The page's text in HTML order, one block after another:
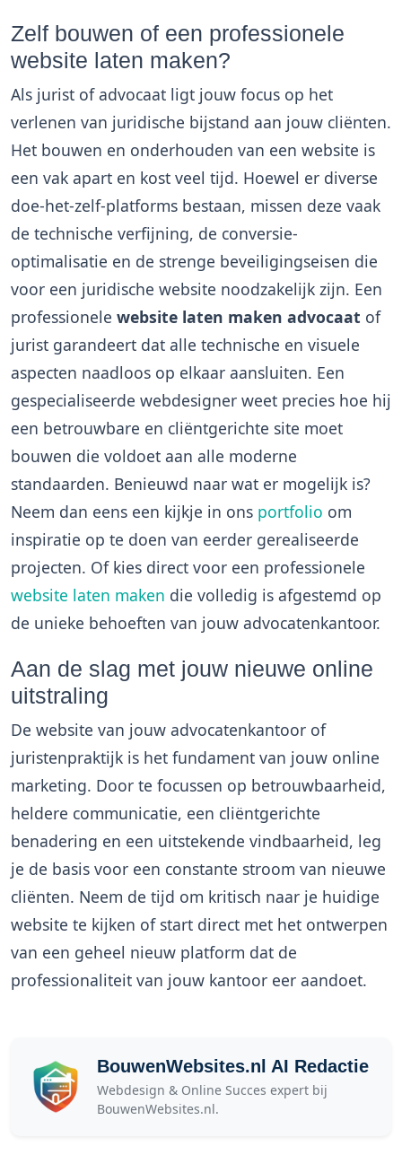
Zelf bouwen of een professionele
website laten maken?
Als jurist of advocaat ligt jouw focus op het
verlenen van juridische bijstand aan jouw cliënten.
Het bouwen en onderhouden van een website is
een vak apart en kost veel tijd. Hoewel er diverse
doe-het-zelf-platforms bestaan, missen deze vaak
de technische verfijning, de conversie-
optimalisatie en de strenge beveiligingseisen die
voor een juridische website noodzakelijk zijn. Een
professionele website laten maken advocaat of
jurist garandeert dat alle technische en visuele
aspecten naadloos op elkaar aansluiten. Een
gespecialiseerde webdesigner weet precies hoe hij
een betrouwbare en cliëntgerichte site moet
bouwen die voldoet aan alle moderne
standaarden. Benieuwd naar wat er mogelijk is?
Neem dan eens een kijkje in ons portfolio om
inspiratie op te doen van eerder gerealiseerde
projecten. Of kies direct voor een professionele
website laten maken die volledig is afgestemd op
de unieke behoeften van jouw advocatenkantoor.
Aan de slag met jouw nieuwe online
uitstraling
De website van jouw advocatenkantoor of
juristenpraktijk is het fundament van jouw online
marketing. Door te focussen op betrouwbaarheid,
heldere communicatie, een cliëntgerichte
benadering en een uitstekende vindbaarheid, leg
je de basis voor een constante stroom van nieuwe
cliënten. Neem de tijd om kritisch naar je huidige
website te kijken of start direct met het ontwerpen
van een geheel nieuw platform dat de
professionaliteit van jouw kantoor eer aandoet.
BouwenWebsites.nl AI Redactie
Webdesign & Online Succes expert bij
BouwenWebsites.nl.